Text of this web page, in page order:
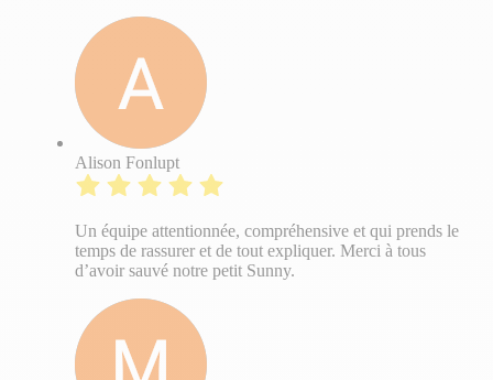
Alison Fonlupt
Un équipe attentionnée, compréhensive et qui prends le
temps de rassurer et de tout expliquer. Merci à tous
d’avoir sauvé notre petit Sunny.